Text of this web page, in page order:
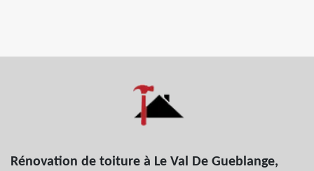
Rénovation de toiture à Le Val De Gueblange,